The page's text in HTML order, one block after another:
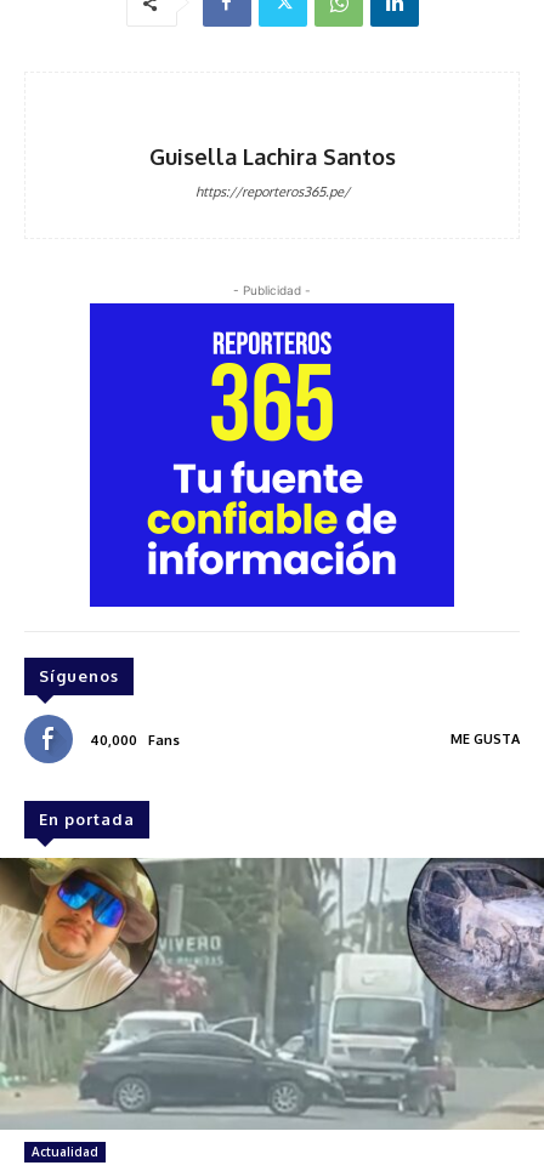
Guisella Lachira Santos
https://reporteros365.pe/
- Publicidad -
Síguenos
40,000 Fans ME GUSTA
En portada
Actualidad